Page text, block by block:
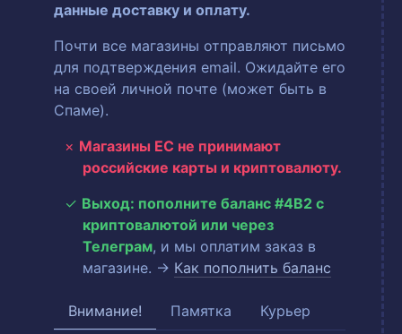
данные доставку и оплату.
Почти все магазины отправляют письмо
для подтверждения email. Ожидайте его
на своей личной почте (может быть в
Спаме).
Магазины ЕС не принимают
российские карты и криптовалюту.
Выход: пополните баланс #4B2 с
криптовалютой или через
Телеграм, и мы оплатим заказ в
магазине. → Как пополнить баланс
Внимание! Памятка Курьер